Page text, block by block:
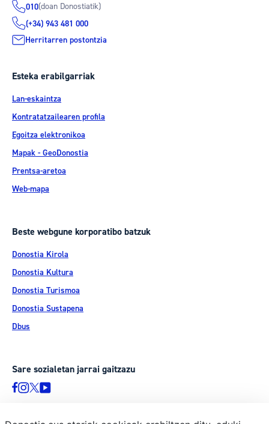
010(doan Donostiatik)
(+34) 943 481 000
Herritarren postontzia
Esteka erabilgarriak
Lan-eskaintza
Kontratatzailearen profila
Egoitza elektronikoa
Mapak - GeoDonostia
Prentsa-aretoa
Web-mapa
Beste webgune korporatibo batzuk
Donostia Kirola
Donostia Kultura
Donostia Turismoa
Donostia Sustapena
Dbus
Sare sozialetan jarrai gaitzazu